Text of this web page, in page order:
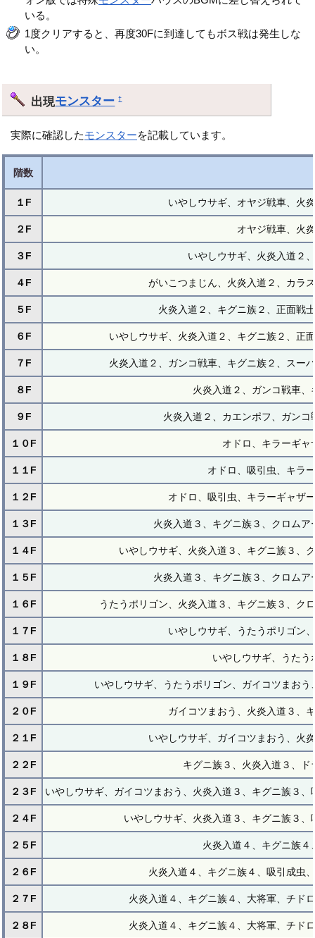
いる。
1度クリアすると、再度30Fに到達してもボス戦は発生しな
い。
出現モンスター †
実際に確認したモンスターを記載しています。
階数
１F いやしウサギ、オヤジ戦車、火
２F オヤジ戦車、火
３F いやしウサギ、火炎入道２
４F がいこつまじん、火炎入道２、カラ
５F 火炎入道２、キグニ族２、正面戦
６F いやしウサギ、火炎入道２、キグニ族２、正
７F 火炎入道２、ガンコ戦車、キグニ族２、スー
８F 火炎入道２、ガンコ戦車
９F 火炎入道２、カエンポフ、ガン
１０F オドロ、キラーギ
１１F オドロ、吸引虫、キラ
１２F オドロ、吸引虫、キラーギャザ
１３F 火炎入道３、キグニ族３、クロム
１４F いやしウサギ、火炎入道３、キグニ族３、
１５F 火炎入道３、キグニ族３、クロム
１６F うたうポリゴン、火炎入道３、キグニ族３、ク
１７F いやしウサギ、うたうポリゴン
１８F いやしウサギ、うた
１９F いやしウサギ、うたうポリゴン、ガイコツまお
２０F ガイコツまおう、火炎入道３、
２１F いやしウサギ、ガイコツまおう、火
２２F キグニ族３、火炎入道３、
２３F いやしウサギ、ガイコツまおう、火炎入道３、キグニ族３
２４F いやしウサギ、火炎入道３、キグニ族３
２５F 火炎入道４、キグニ族
２６F 火炎入道４、キグニ族４、吸引成虫
２７F 火炎入道４、キグニ族４、大将軍、チド
２８F 火炎入道４、キグニ族４、大将軍、チド